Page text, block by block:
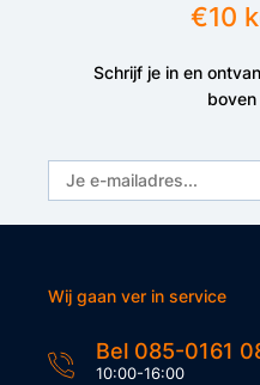
€10
Schrijf je in en
Wij gaan ver in service
Bel 085-0161
10:00-16:00